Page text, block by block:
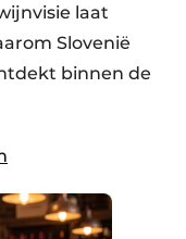
laat
Slovenië
binnen de